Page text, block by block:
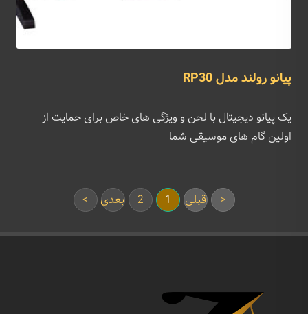
پیانو رولند مدل RP30
یک پیانو دیجیتال با لحن و ویژگی های خاص برای حمایت از
اولین گام های موسیقی شما
< قبلی 1
2 بعدی >